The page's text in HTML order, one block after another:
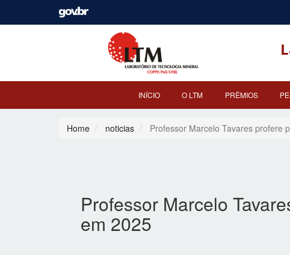
INÍCIO O LTM PRÊMIOS
Home noticias Professor Marcelo Tavares profere
Professor Marcelo
em 2025